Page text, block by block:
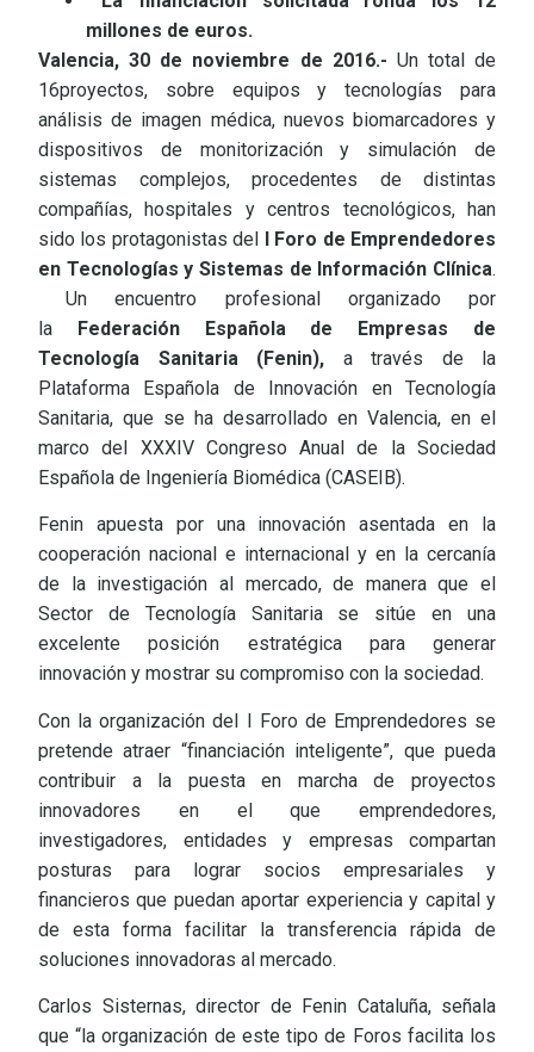
millones de euros.
Valencia, 30 de noviembre de 2016.- Un total de
16proyectos, sobre equipos y tecnologías para
análisis de imagen médica, nuevos biomarcadores y
dispositivos de monitorización y simulación de
sistemas complejos, procedentes de distintas
compañías, hospitales y centros tecnológicos, han
sido los protagonistas del I Foro de Emprendedores
en Tecnologías y Sistemas de Información Clínica.
Un encuentro profesional organizado por
la Federación Española de Empresas de
Tecnología Sanitaria (Fenin), a través de la
Plataforma Española de Innovación en Tecnología
Sanitaria, que se ha desarrollado en Valencia, en el
marco del XXXIV Congreso Anual de la Sociedad
Española de Ingeniería Biomédica (CASEIB).
Fenin apuesta por una innovación asentada en la
cooperación nacional e internacional y en la cercanía
de la investigación al mercado, de manera que el
Sector de Tecnología Sanitaria se sitúe en una
excelente posición estratégica para generar
innovación y mostrar su compromiso con la sociedad.
Con la organización del I Foro de Emprendedores se
pretende atraer “financiación inteligente”, que pueda
contribuir a la puesta en marcha de proyectos
innovadores en el que emprendedores,
investigadores, entidades y empresas compartan
posturas para lograr socios empresariales y
financieros que puedan aportar experiencia y capital y
de esta forma facilitar la transferencia rápida de
soluciones innovadoras al mercado.
Carlos Sisternas, director de Fenin Cataluña, señala
que “la organización de este tipo de Foros facilita los